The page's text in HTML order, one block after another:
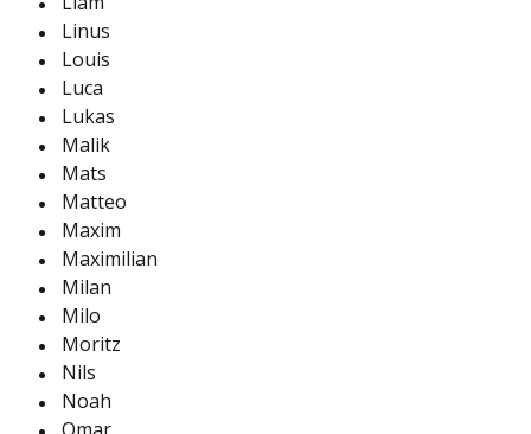
Linus
Louis
Luca
Lukas
Malik
Mats
Matteo
Maxim
Maximilian
Milan
Milo
Moritz
Nils
Noah